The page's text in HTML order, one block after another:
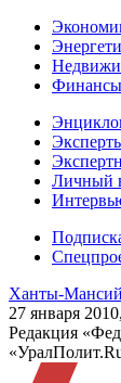
Финансы
Личный
Ханты-
27 января
Редакция